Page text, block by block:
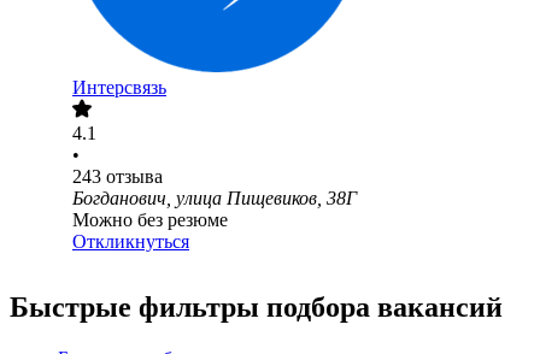
Интерсвязь
4.1
•
243 отзыва
Богданович, улица Пищевиков, 38Г
Можно без резюме
Откликнуться
Быстрые фильтры подбора вакансий